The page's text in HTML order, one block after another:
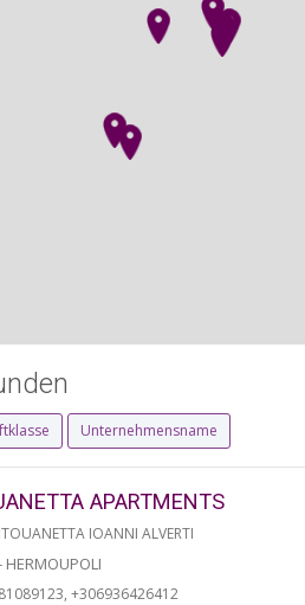
Unternehmensname
APARTMENTS
IOANNI ALVERTI
HERMOUPOLI
+306936426412